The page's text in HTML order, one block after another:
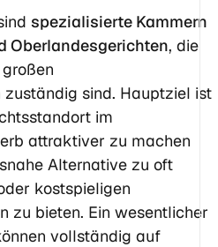
spezialisierte Kammern
Oberlandesgerichten, die
sind. Hauptziel ist
im
attraktiver zu machen
Alternative zu oft
kostspieligen
zu bieten. Ein wesentlicher
vollständig auf